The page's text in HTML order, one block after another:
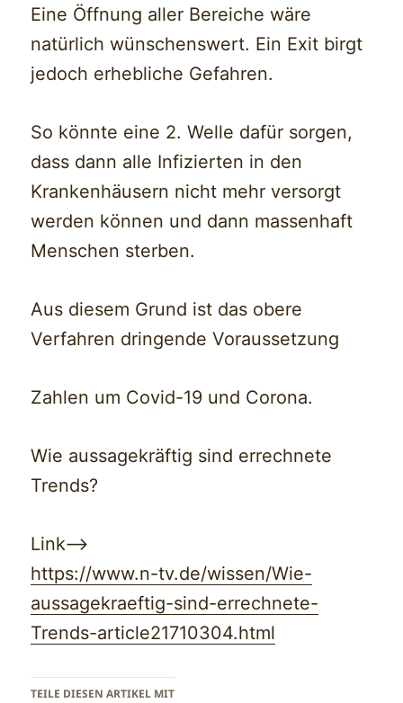
Eine Öffnung aller Bereiche wäre
natürlich wünschenswert. Ein Exit birgt
jedoch erhebliche Gefahren.
So könnte eine 2. Welle dafür sorgen,
dass dann alle Infizierten in den
Krankenhäusern nicht mehr versorgt
werden können und dann massenhaft
Menschen sterben.
Aus diesem Grund ist das obere
Verfahren dringende Voraussetzung
Zahlen um Covid-19 und Corona.
Wie aussagekräftig sind errechnete
Trends?
Link—>
https://www.n-tv.de/wissen/Wie-
aussagekraeftig-sind-errechnete-
Trends-article21710304.html
TEILE DIESEN ARTIKEL MIT